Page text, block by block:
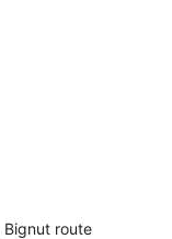
Bignut route